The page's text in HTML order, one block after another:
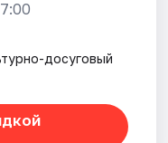
досуговый